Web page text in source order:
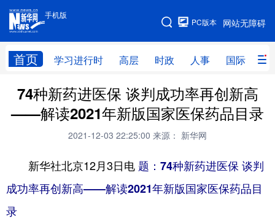
手机版
网站无障碍
PC版本
首页 学习进行时 高层 时政 人事 国际 财
手机版
网站地图
学习进行时 高层 时政 人事
国际 财经 网评 港澳
全球连线
科技 科创 量子 体育
文化 书画 健康 军事
74种新药进医保 谈判成功率再创新高
——解读2021年新版国家医保药品目录
2021-12-03 22:25:00 来源： 新华网
新华社北京12月3日电 题：74种新药进医保 谈判
成功率再创新高——解读2021年新版国家医保药品目
录